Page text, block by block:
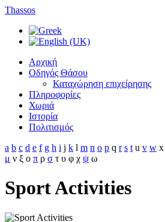
Thassos
Αρχική
Οδηγός Θάσου
Καταχώρηση επιχείρησης
Πληροφορίες
Χωριά
Ιστορία
Πολιτισμός
a b c d e f g h i j k l m n o p q r s t u v w x
μ ν ξ ο π ρ σ τ υ φ χ ψ ω
Sport Activities